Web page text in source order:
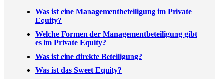
Was ist eine Managementbeteiligung im Private
Equity?
Welche Formen der Managementbeteiligung gibt
es im Private Equity?
Was ist eine direkte Beteiligung?
Was ist das Sweet Equity?